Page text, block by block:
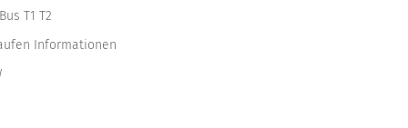
T1 T2
Informationen